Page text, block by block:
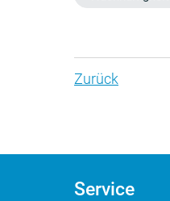
Zurück
Service